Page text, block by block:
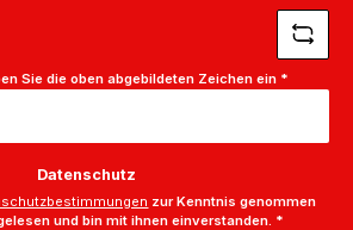
Sie die oben abgebildeten Zeichen ein *
Datenschutz
zur Kenntnis genommen
und bin mit ihnen einverstanden. *